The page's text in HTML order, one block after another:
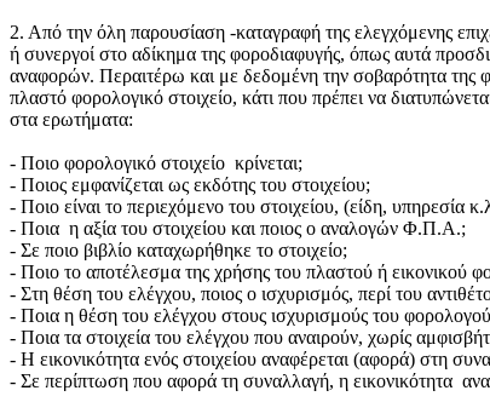
2. Από την όλη παρουσίαση -καταγραφή της ελεγχόμενης
ή συνεργοί στο αδίκημα της φοροδιαφυγής, όπως αυτά
αναφορών. Περαιτέρω και με δεδομένη την σοβαρότητα της
πλαστό φορολογικό στοιχείο, κάτι που πρέπει να
στα ερωτήματα:
- Ποιο φορολογικό στοιχείο κρίνεται;
- Ποιος εμφανίζεται ως εκδότης του στοιχείου;
- Ποιο είναι το περιεχόμενο του στοιχείου, (είδη, υπηρεσία
- Ποια η αξία του στοιχείου και ποιος ο αναλογών Φ.Π.Α.;
- Σε ποιο βιβλίο καταχωρήθηκε το στοιχείο;
- Ποιο το αποτέλεσμα της χρήσης του πλαστού ή εικονικού
- Στη θέση του ελέγχου, ποιος ο ισχυρισμός, περί του
- Ποια η θέση του ελέγχου στους ισχυρισμούς του
- Ποια τα στοιχεία του ελέγχου που αναιρούν, χωρίς
- Η εικονικότητα ενός στοιχείου αναφέρεται (αφορά) στη
- Σε περίπτωση που αφορά τη συναλλαγή, η εικονικότητα